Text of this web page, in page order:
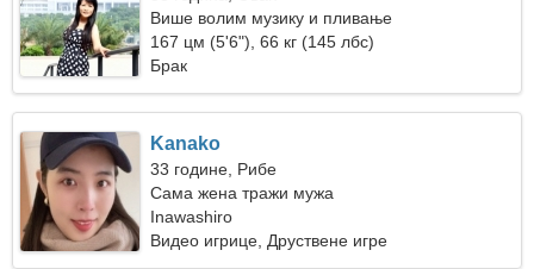
Више волим музику и пливање
167 цм (5'6"), 66 кг (145 лбс)
Брак
Kanako
33 године, Рибе
Сама жена тражи мужа
Inawashiro
Видео игрице, Друствене игре